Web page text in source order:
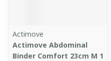
Actimove
Actimove Abdominal
Binder Comfort 23cm M 1